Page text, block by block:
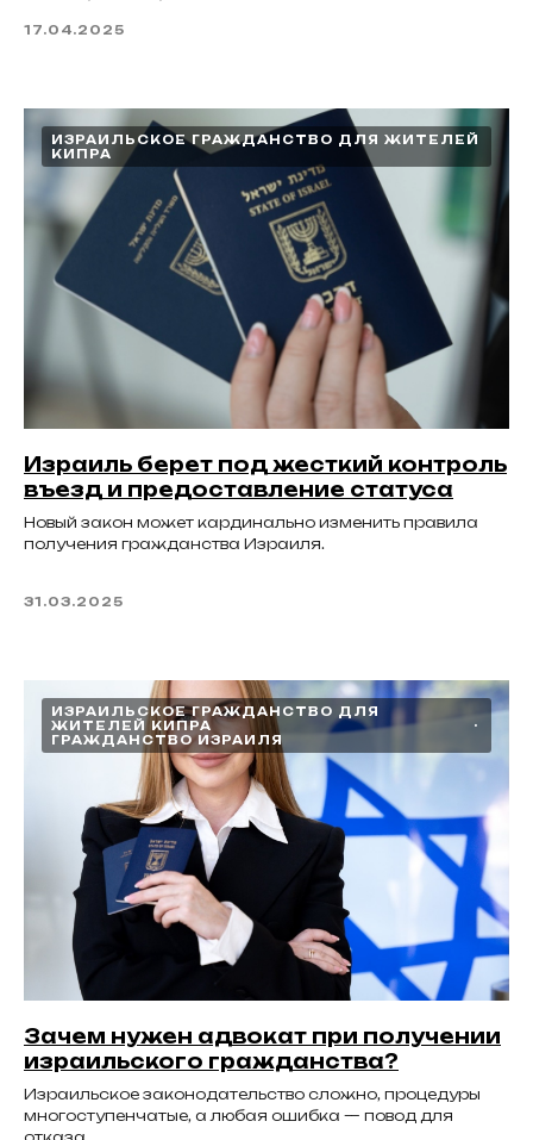
17.04.2025
ИЗРАИЛЬСКОЕ ГРАЖДАНСТВО ДЛЯ ЖИТЕЛЕЙ
КИПРА
Израиль берет под жесткий контроль
въезд и предоставление статуса
Новый закон может кардинально изменить правила
получения гражданства Израиля.
31.03.2025
ИЗРАИЛЬСКОЕ ГРАЖДАНСТВО ДЛЯ
ЖИТЕЛЕЙ КИПРА
ГРАЖДАНСТВО ИЗРАИЛЯ
Зачем нужен адвокат при получении
израильского гражданства?
Израильское законодательство сложно, процедуры
многоступенчатые, а любая ошибка — повод для